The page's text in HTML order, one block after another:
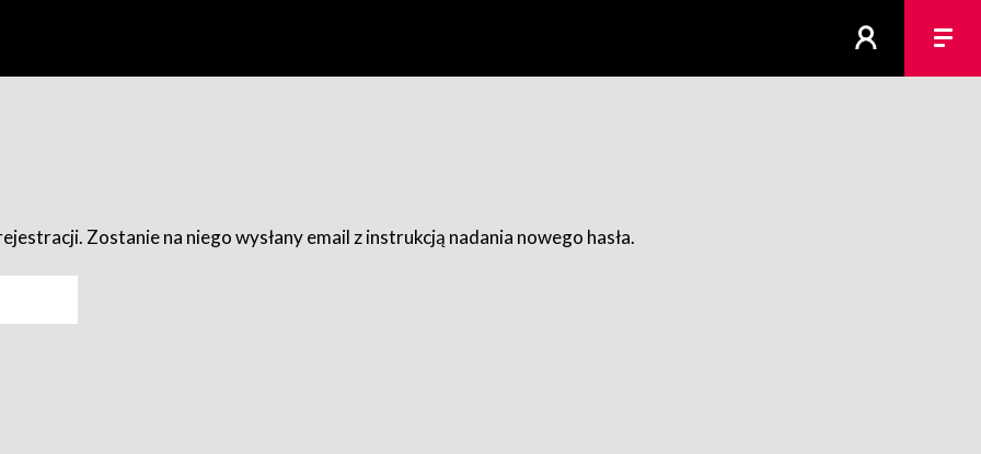
Zostanie na niego wysłany email z instrukcją nadania nowego hasła.